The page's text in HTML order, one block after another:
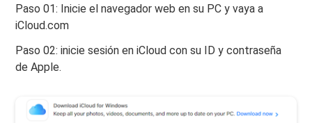
Paso 01: Inicie el navegador web en su PC y vaya a
iCloud.com
Paso 02: inicie sesión en iCloud con su ID y contraseña
de Apple.